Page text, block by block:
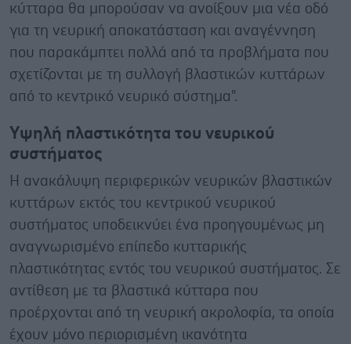
κύτταρα θα μπορούσαν να ανοίξουν μια νέα οδό
για τη νευρική αποκατάσταση και αναγέννηση
που παρακάμπτει πολλά από τα προβλήματα που
σχετίζονται με τη συλλογή βλαστικών κυττάρων
από το κεντρικό νευρικό σύστημα".
Υψηλή πλαστικότητα του νευρικού
συστήματος
Η ανακάλυψη περιφερικών νευρικών βλαστικών
κυττάρων εκτός του κεντρικού νευρικού
συστήματος υποδεικνύει ένα προηγουμένως μη
αναγνωρισμένο επίπεδο κυτταρικής
πλαστικότητας εντός του νευρικού συστήματος. Σε
αντίθεση με τα βλαστικά κύτταρα που
προέρχονται από τη νευρική ακρολοφία, τα οποία
έχουν μόνο περιορισμένη ικανότητα